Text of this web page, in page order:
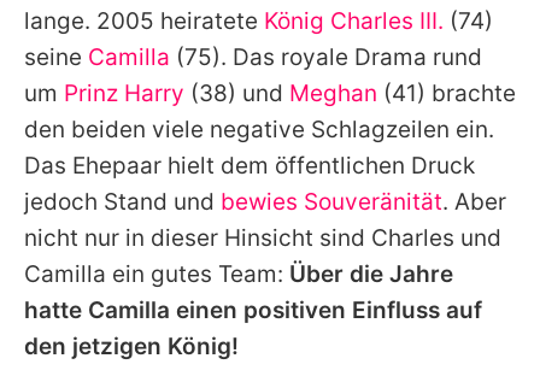
Impressum
Datenschutzerklärung
Nutzungsbedingungen
Utiq verwalten
lange. 2005 heiratete König Charles III. (74)
seine Camilla (75). Das royale Drama rund
um Prinz Harry (38) und Meghan (41) brachte
den beiden viele negative Schlagzeilen ein.
Das Ehepaar hielt dem öffentlichen Druck
jedoch Stand und bewies Souveränität. Aber
nicht nur in dieser Hinsicht sind Charles und
Camilla ein gutes Team: Über die Jahre
hatte Camilla einen positiven Einfluss auf
den jetzigen König!